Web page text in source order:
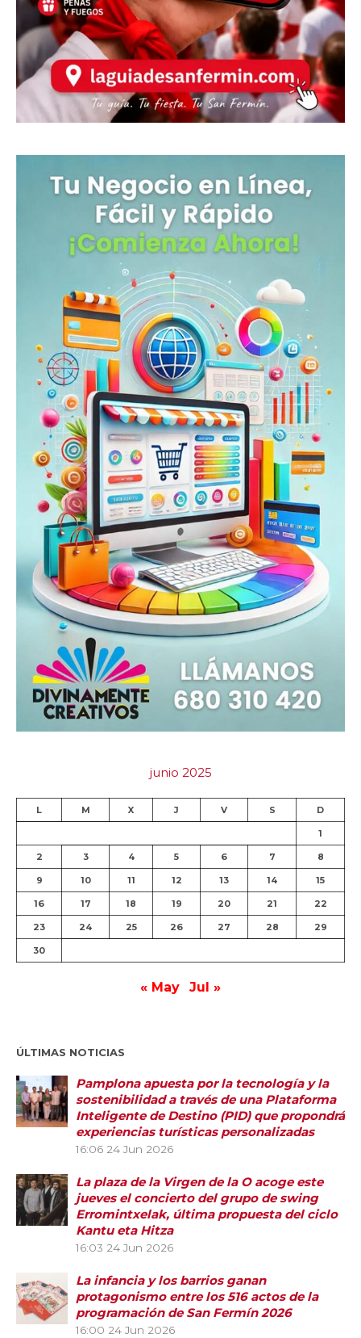
junio 2025
L M X J V S D
1
2 3 4 5 6 7 8
9 10 11 12 13 14 15
16 17 18 19 20 21 22
23 24 25 26 27 28 29
30
« May Jul »
ÚLTIMAS NOTICIAS
Pamplona apuesta por la tecnología y la
sostenibilidad a través de una Plataforma
Inteligente de Destino (PID) que propondrá
experiencias turísticas personalizadas
16:06 24 Jun 2026
La plaza de la Virgen de la O acoge este
jueves el concierto del grupo de swing
Erromintxelak, última propuesta del ciclo
Kantu eta Hitza
16:03 24 Jun 2026
La infancia y los barrios ganan
protagonismo entre los 516 actos de la
programación de San Fermín 2026
16:00 24 Jun 2026